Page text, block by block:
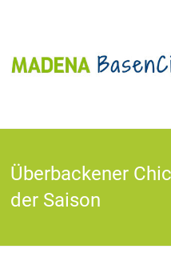
Überbackener
der Saison